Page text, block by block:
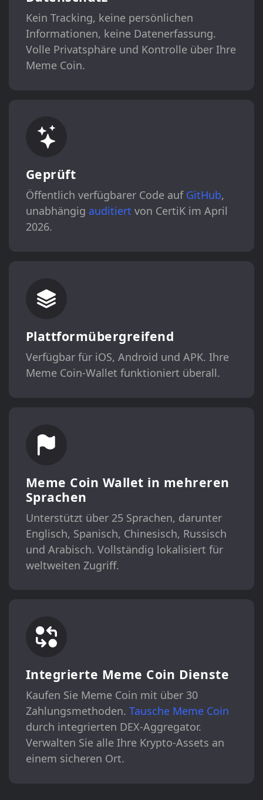
Kein Tracking, keine persönlichen
Informationen, keine Datenerfassung.
Volle Privatsphäre und Kontrolle über Ihre
Meme Coin.
Geprüft
Öffentlich verfügbarer Code auf GitHub,
unabhängig auditiert von CertiK im April
2026.
Plattformübergreifend
Verfügbar für iOS, Android und APK. Ihre
Meme Coin-Wallet funktioniert überall.
Meme Coin Wallet in mehreren
Sprachen
Unterstützt über 25 Sprachen, darunter
Englisch, Spanisch, Chinesisch, Russisch
und Arabisch. Vollständig lokalisiert für
weltweiten Zugriff.
Integrierte Meme Coin Dienste
Kaufen Sie Meme Coin mit über 30
Zahlungsmethoden. Tausche Meme Coin
durch integrierten DEX-Aggregator.
Verwalten Sie alle Ihre Krypto-Assets an
einem sicheren Ort.